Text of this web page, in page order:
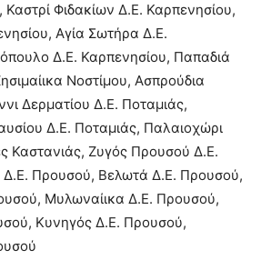
Καστρί Φιδακίων Δ.Ε. Καρπενησίου,
Αγία Σωτήρα Δ.Ε.
Δ.Ε. Καρπενησίου, Παπαδιά
Νοστίμου, Ασπρούδια
Δερματίου Δ.Ε. Ποταμιάς,
Δ.Ε. Ποταμιάς, Παλαιοχώρι
Καστανιάς, Ζυγός Προυσού Δ.Ε.
Δ.Ε. Προυσού, Βελωτά Δ.Ε. Προυσού,
Μυλωναίικα Δ.Ε. Προυσού,
Κυνηγός Δ.Ε. Προυσού,